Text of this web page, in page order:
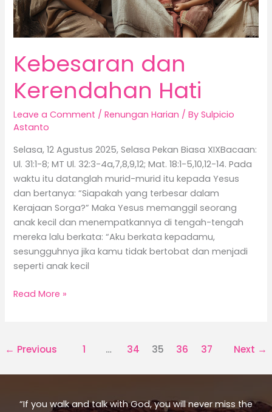
Kebesaran dan
Kerendahan Hati
Leave a Comment /Renungan Harian / BySulpicio
Astanto
Selasa, 12 Agustus 2025, Selasa Pekan Biasa XIXBacaan:
Ul. 31:1-8; MT Ul. 32:3-4a,7,8,9,12; Mat. 18:1-5,10,12-14. Pada
waktu itu datanglah murid-murid itu kepada Yesus
dan bertanya: “Siapakah yang terbesar dalam
Kerajaan Sorga?” Maka Yesus memanggil seorang
anak kecil dan menempatkannya di tengah-tengah
mereka lalu berkata: “Aku berkata kepadamu,
sesungguhnya jika kamu tidak bertobat dan menjadi
seperti anak kecil
Read More »
← Previous 1 … 34 35 36 37 Next →
“If you walk and talk with God, you will never miss the